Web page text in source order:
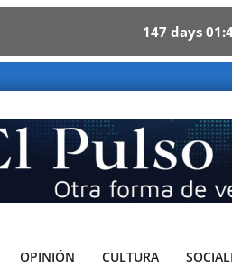
147 days 01
OPINIÓN CULTURA